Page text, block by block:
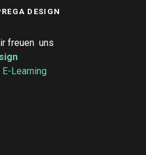
DESIGN
freuen uns
Learning